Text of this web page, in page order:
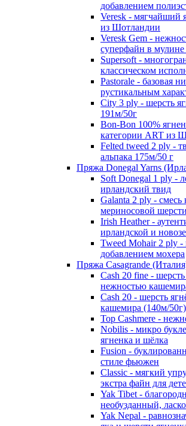
добавлением
Veresk - мягчайший
из Шотландии
Veresk Gem -
суперфайн в
Supersoft -
классическом
Pastorale - базовая
рустикальным
City 3 ply - шерсть
191м/50г
Bon-Bon 100%
категории ART из
Felted tweed 2 ply -
альпака 175м/50 г
Пряжа Donegal Yarns
Soft Donegal 1 ply -
ирландский твид
Galanta 2 ply - смесь
мериносовой
Irish Heather -
ирландской и
Tweed Mohair 2 ply -
добавлением мохера
Пряжа Casagrande
Cash 20 fine -
нежностью
Cash 20 - шерсть
кашемира (140м/50г)
Top Cashmere -
Nobilis - микро
ягненка и шёлка
Fusion -
стиле фьюжен
Classic - мягкий
экстра файн для
Yak Tibet -
необузданный,
Yak Nepal -